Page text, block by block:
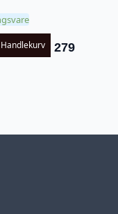
279